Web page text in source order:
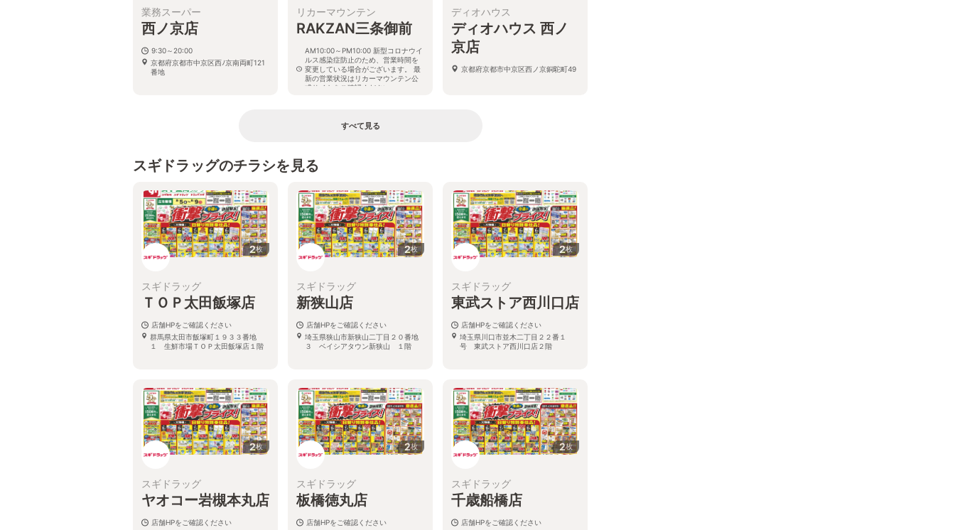
業務スーパー
西ノ京店
9:30～20:00
京都府京都市中京区西ﾉ京南両町121
番地
リカーマウンテン
RAKZAN三条御前
AM10:00～PM10:00 新型コロナウイ
ルス感染症防止のため、営業時間を
変更している場合がございます。 最
新の営業状況はリカーマウンテン公
式サイトをご確認ください。
ディオハウス
ディオハウス 西ノ
京店
京都府京都市中京区西ノ京銅駝町49
すべて見る
スギドラッグのチラシを見る
2枚
スギドラッグ
ＴＯＰ太田飯塚店
店舗HPをご確認ください
群馬県太田市飯塚町１９３３番地
１ 生鮮市場ＴＯＰ太田飯塚店１階
2枚
スギドラッグ
新狭山店
店舗HPをご確認ください
埼玉県狭山市新狭山二丁目２０番地
３ ベイシアタウン新狭山 １階
2枚
スギドラッグ
東武ストア西川口店
店舗HPをご確認ください
埼玉県川口市並木二丁目２２番１
号 東武ストア西川口店２階
2枚
スギドラッグ
ヤオコー岩槻本丸店
店舗HPをご確認ください
2枚
スギドラッグ
板橋徳丸店
店舗HPをご確認ください
2枚
スギドラッグ
千歳船橋店
店舗HPをご確認ください